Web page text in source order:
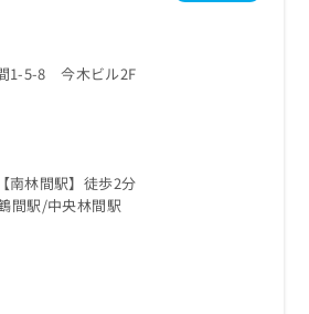
1-5-8 今木ビル2F
南林間駅】徒歩2分
間駅 中央林間駅